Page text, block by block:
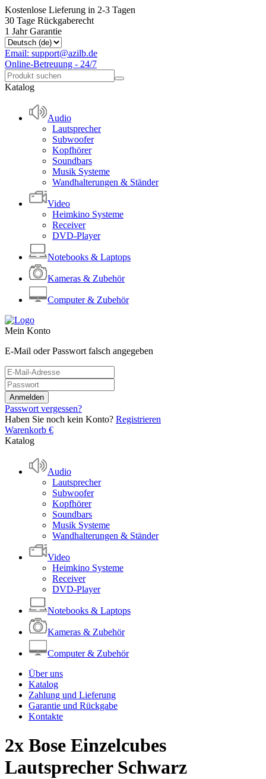
Kostenlose Lieferung in 2-3 Tagen
30 Tage Rückgaberecht
1 Jahr Garantie
Email: support@azilb.de
Online-Betreuung - 24/7
Katalog
Audio
Lautsprecher
Subwoofer
Kopfhörer
Soundbars
Musik Systeme
Wandhalterungen & Ständer
Video
Heimkino Systeme
Receiver
DVD-Player
Notebooks & Laptops
Kameras & Zubehör
Computer & Zubehör
Mein Konto
E-Mail oder Passwort falsch angegeben
Passwort vergessen?
Haben Sie noch kein Konto? Registrieren
Warenkorb €
Katalog
Audio
Lautsprecher
Subwoofer
Kopfhörer
Soundbars
Musik Systeme
Wandhalterungen & Ständer
Video
Heimkino Systeme
Receiver
DVD-Player
Notebooks & Laptops
Kameras & Zubehör
Computer & Zubehör
Über uns
Katalog
Zahlung und Lieferung
Garantie und Rückgabe
Kontakte
2x Bose Einzelcubes
Lautsprecher Schwarz